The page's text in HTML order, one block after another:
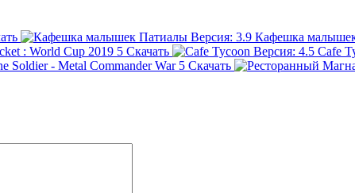
Кафешка
: World Cup 2019 5 Скачать Cafe
Soldier - Metal Commander War 5 Скачать